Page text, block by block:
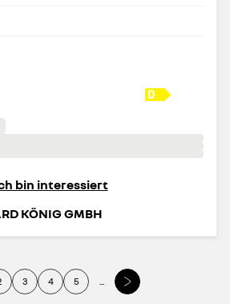
bin interessiert
KÖNIG GMBH
3 4 5 ...